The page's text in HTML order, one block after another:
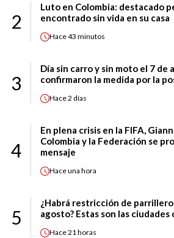
2
Luto en Colombia: destacado
encontrado sin vida en su casa
Hace43 minutos
3
Día sin carro y sin moto el 7 de
confirmaron la medida por la
Hace2 días
4
En plena crisis en la FIFA,
Colombia y la Federación se
mensaje
Haceuna hora
5
¿Habrá restricción de
agosto? Estas son las ciudades
Hace21 horas